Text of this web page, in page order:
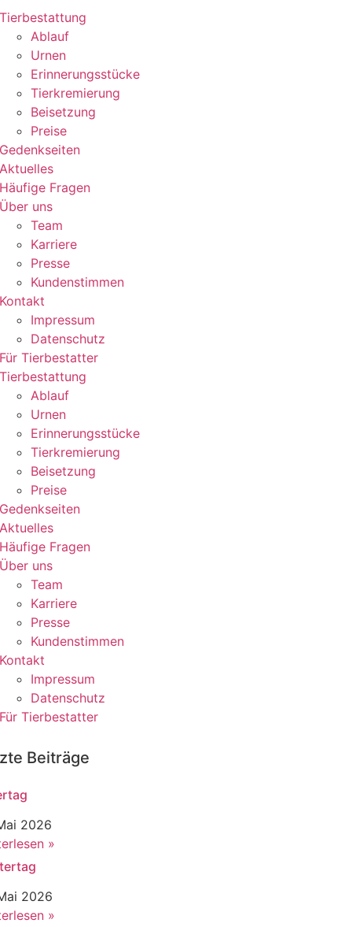
Tierbestattung
Ablauf
Urnen
Erinnerungsstücke
Tierkremierung
Beisetzung
Preise
Gedenkseiten
Aktuelles
Häufige Fragen
Über uns
Team
Karriere
Presse
Kundenstimmen
Kontakt
Impressum
Datenschutz
Für Tierbestatter
Tierbestattung
Ablauf
Urnen
Erinnerungsstücke
Tierkremierung
Beisetzung
Preise
Gedenkseiten
Aktuelles
Häufige Fragen
Über uns
Team
Karriere
Presse
Kundenstimmen
Kontakt
Impressum
Datenschutz
Für Tierbestatter
Beiträge
2026
»
2026
»